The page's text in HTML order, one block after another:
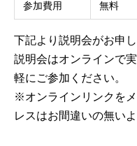
参加費用 無料
下記より説明会がお申し
説明会はオンラインで
軽にご参加ください。
※オンラインリンクを
レスはお間違いの無い